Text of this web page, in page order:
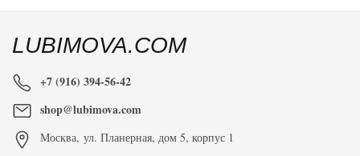
LUBIMOVA.COM
+7 (916) 394-56-42
shop@lubimova.com
Москва, ул. Планерная, дом 5, корпус 1